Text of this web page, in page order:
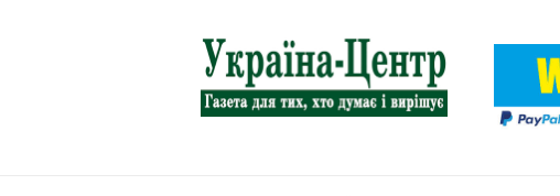
"Україна-
Центр"